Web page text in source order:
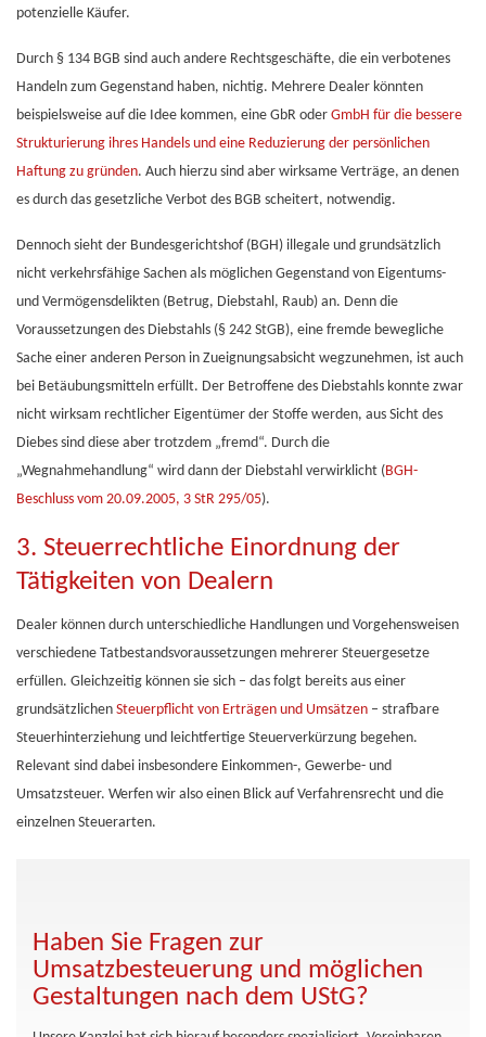
potenzielle Käufer.
Durch § 134 BGB sind auch andere Rechtsgeschäfte, die ein verbotenes
Handeln zum Gegenstand haben, nichtig. Mehrere Dealer könnten
beispielsweise auf die Idee kommen, eine GbR oder GmbH für die bessere
Strukturierung ihres Handels und eine Reduzierung der persönlichen
Haftung zu gründen. Auch hierzu sind aber wirksame Verträge, an denen
es durch das gesetzliche Verbot des BGB scheitert, notwendig.
Dennoch sieht der Bundesgerichtshof (BGH) illegale und grundsätzlich
nicht verkehrsfähige Sachen als möglichen Gegenstand von Eigentums-
und Vermögensdelikten (Betrug, Diebstahl, Raub) an. Denn die
Voraussetzungen des Diebstahls (§ 242 StGB), eine fremde bewegliche
Sache einer anderen Person in Zueignungsabsicht wegzunehmen, ist auch
bei Betäubungsmitteln erfüllt. Der Betroffene des Diebstahls konnte zwar
nicht wirksam rechtlicher Eigentümer der Stoffe werden, aus Sicht des
Diebes sind diese aber trotzdem „fremd“. Durch die
„Wegnahmehandlung“ wird dann der Diebstahl verwirklicht (BGH-
Beschluss vom 20.09.2005, 3 StR 295/05).
3. Steuerrechtliche Einordnung der
Tätigkeiten von Dealern
Dealer können durch unterschiedliche Handlungen und Vorgehensweisen
verschiedene Tatbestandsvoraussetzungen mehrerer Steuergesetze
erfüllen. Gleichzeitig können sie sich – das folgt bereits aus einer
grundsätzlichen Steuerpflicht von Erträgen und Umsätzen – strafbare
Steuerhinterziehung und leichtfertige Steuerverkürzung begehen.
Relevant sind dabei insbesondere Einkommen-, Gewerbe- und
Umsatzsteuer. Werfen wir also einen Blick auf Verfahrensrecht und die
einzelnen Steuerarten.
Haben Sie Fragen zur
Umsatzbesteuerung und möglichen
Gestaltungen nach dem UStG?